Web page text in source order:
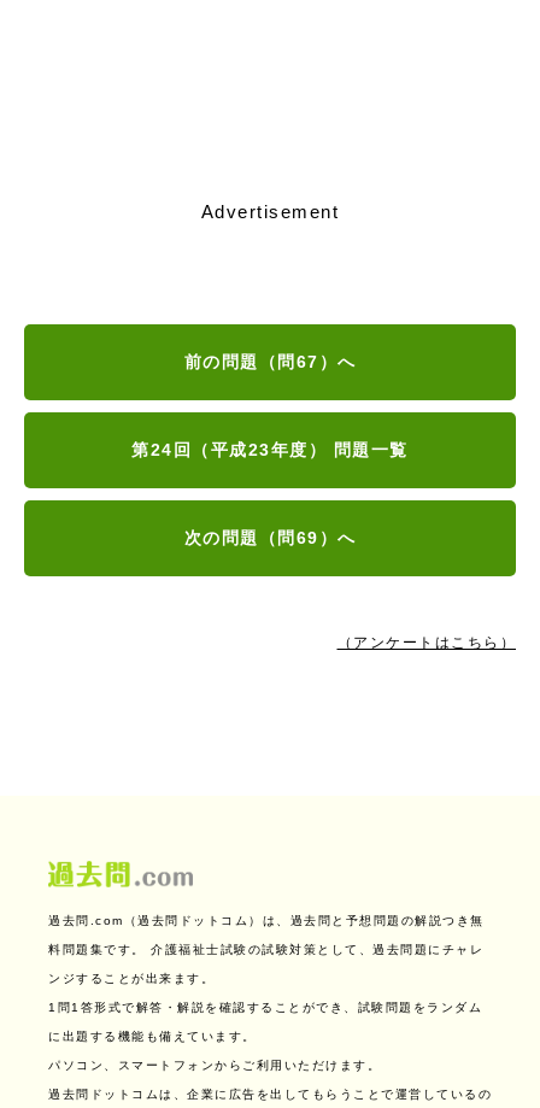
Advertisement
前の問題（問67）へ
第24回（平成23年度） 問題一覧
次の問題（問69）へ
（アンケートはこちら）
過去問.com（過去問ドットコム）は、過去問と予想問題の解説つき無
料問題集です。 介護福祉士試験の試験対策として、過去問題にチャレ
ンジすることが出来ます。
1問1答形式で解答・解説を確認することができ、試験問題をランダム
に出題する機能も備えています。
パソコン、スマートフォンからご利用いただけます。
過去問ドットコムは、企業に広告を出してもらうことで運営しているの